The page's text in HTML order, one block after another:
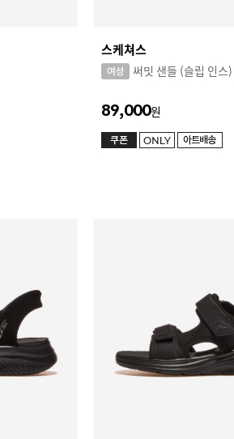
스케쳐스
써밋 샌들 (슬립 인스)
89,000원